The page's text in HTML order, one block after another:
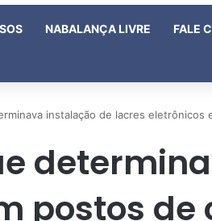
NABALANÇA LIVRE FALE
instalação de lacres eletrônicos
postos